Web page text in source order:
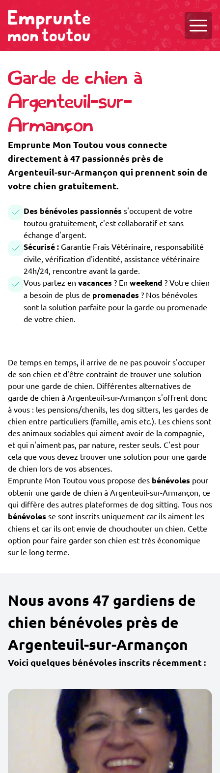
Garde de chien à
Argenteuil-sur-
Armançon
Emprunte Mon Toutou vous connecte
directement à 47 passionnés près de
Argenteuil-sur-Armançon qui prennent soin de
votre chien gratuitement.
Des bénévoles passionnés s'occupent de votre
toutou gratuitement, c'est collaboratif et sans
échange d'argent.
Sécurisé : Garantie Frais Vétérinaire, responsabilité
civile, vérification d'identité, assistance vétérinaire
24h/24, rencontre avant la garde.
Vous partez en vacances ? En weekend ? Votre chien
a besoin de plus de promenades ? Nos bénévoles
sont la solution parfaite pour la garde ou promenade
de votre chien.
De temps en temps, il arrive de ne pas pouvoir s'occuper
de son chien et d'être contraint de trouver une solution
pour une garde de chien. Différentes alternatives de
garde de chien à Argenteuil-sur-Armançon s'offrent donc
à vous : les pensions/chenils, les dog sitters, les gardes de
chien entre particuliers (famille, amis etc.). Les chiens sont
des animaux sociables qui aiment avoir de la compagnie,
et qui n'aiment pas, par nature, rester seuls. C'est pour
cela que vous devez trouver une solution pour une garde
de chien lors de vos absences.
Emprunte Mon Toutou vous propose des bénévoles pour
obtenir une garde de chien à Argenteuil-sur-Armançon, ce
qui diffère des autres plateformes de dog sitting. Tous nos
bénévoles se sont inscrits uniquement car ils aiment les
chiens et car ils ont envie de chouchouter un chien. Cette
option pour faire garder son chien est très économique
sur le long terme.
Nous avons 47 gardiens de
chien bénévoles près de
Argenteuil-sur-Armançon
Voici quelques bénévoles inscrits récemment :